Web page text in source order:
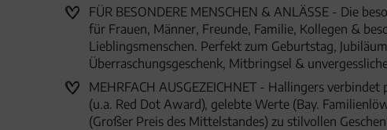
FÜR BESONDERE MENSCHEN & ANLÄSSE - Die
für Frauen, Männer, Freunde, Familie, Kollegen &
Lieblingsmenschen. Perfekt zum Geburtstag,
Überraschungsgeschenk, Mitbringsel &
MEHRFACH AUSGEZEICHNET - Hallingers verbindet
(u.a. Red Dot Award), gelebte Werte (Bay.
(Großer Preis des Mittelstandes) zu stilvollen